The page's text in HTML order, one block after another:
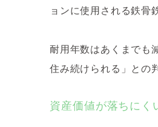
ョンに使用される鉄骨
耐用年数はあくまでも
住み続けられる」との
資産価値が落ちにく